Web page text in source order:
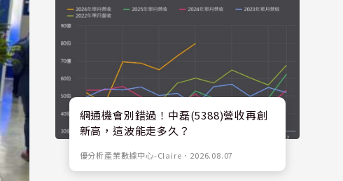
網通機會別錯過！中磊(5388)營收再創
新高，這波能走多久？
優分析產業數據中心-Claire ． 2026.08.07